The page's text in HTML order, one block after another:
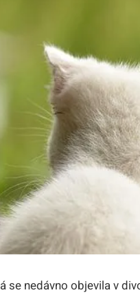
se nedávno objevila v